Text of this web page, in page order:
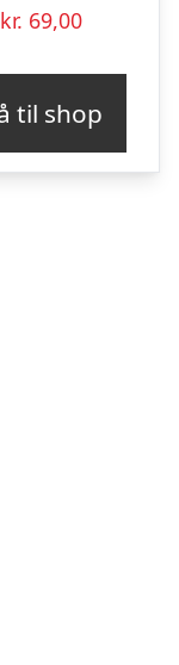
kr. 69,00
til shop